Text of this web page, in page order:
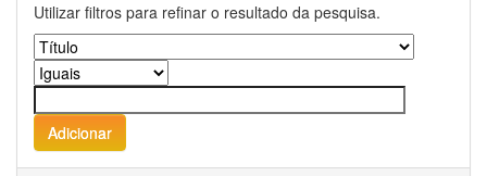
Utilizar filtros para refinar o resultado da pesquisa.